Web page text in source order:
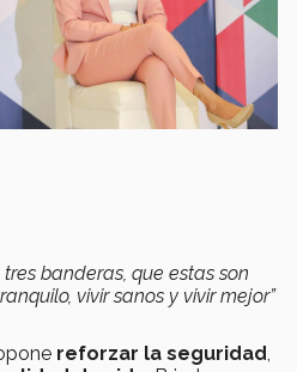
banderas, que estas son
vivir sanos y vivir mejor”
reforzar la seguridad